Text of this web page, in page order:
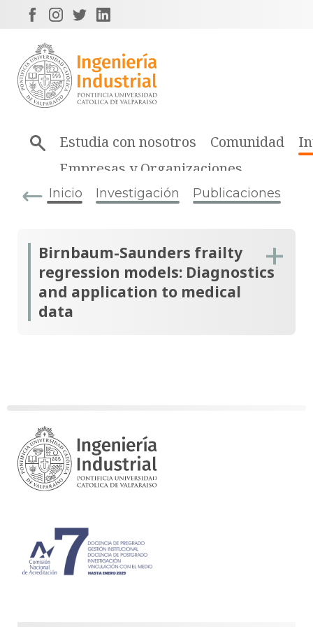
Estudia con nosotros Comunidad
Empresas y Organizaciones
Inicio Investigación Publicaciones
Birnbaum-Saunders frailty
regression models: Diagnostics
and application to medical
data